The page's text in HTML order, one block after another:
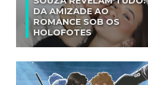
DA AMIZADE AO
ROMANCE SOB OS
HOLOFOTES